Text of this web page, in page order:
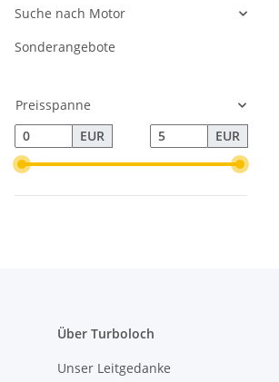
Suche nach Motor
Sonderangebote
Preisspanne
EUR
EUR
Über Turboloch
Unser Leitgedanke